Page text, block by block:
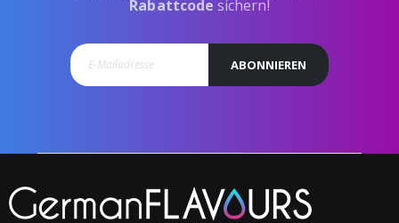
Rabattcode sichern!
ABONNIEREN